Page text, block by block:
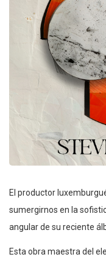
El productor
sumergirnos en la
angular de su reciente
Esta obra maestra del